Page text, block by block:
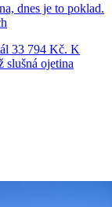
dnes je to poklad.
33 794 Kč. K
slušná ojetina